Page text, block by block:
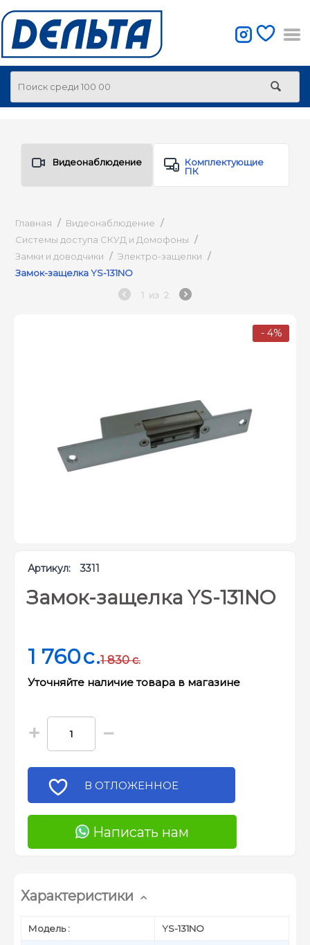
Видеонаблюдение
Комплектующие
ПК
Главная / Видеонаблюдение /
Системы доступа СКУД и Домофоны /
Замки и доводчики / Электро-защелки /
Замок-защелка YS-131NO
1 из 2
- 4%
Артикул: 3311
Замок-защелка YS-131NO
1 760c.
Уточняйте наличие товара в магазине
1 830 c.
+ −
В ОТЛОЖЕННОЕ
Написать нам
Характеристики
Модель : YS-131NO